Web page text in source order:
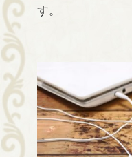
す。